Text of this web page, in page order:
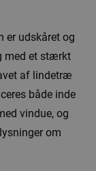
er udskåret og
med et stærkt
af lindetræ
både inde
vindue, og
om